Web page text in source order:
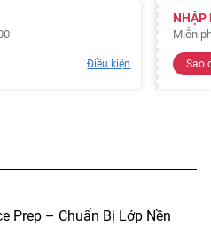
Điều kiện
NHẬP
Miễn
Sao
Prep – Chuẩn Bị Lớp Nền